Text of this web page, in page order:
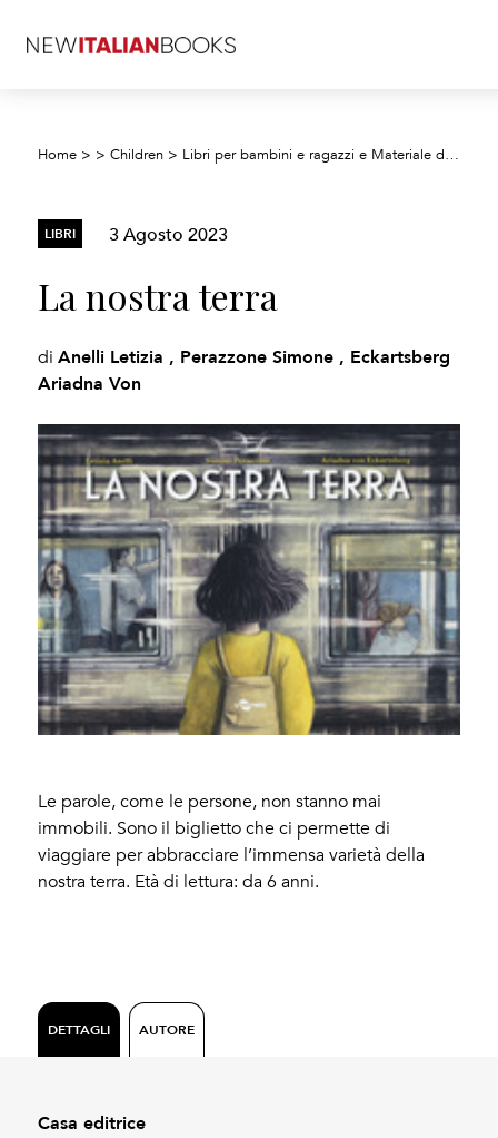
Home > >Children > Libri per bambini e ragazzi e Materiale didattico
LIBRI 3 Agosto 2023
La nostra terra
diAnelli Letizia , Perazzone Simone , Eckartsberg
Ariadna Von
Le parole, come le persone, non stanno mai
immobili. Sono il biglietto che ci permette di
viaggiare per abbracciare l’immensa varietà della
nostra terra. Età di lettura: da 6 anni.
DETTAGLI AUTORE
Casa editrice